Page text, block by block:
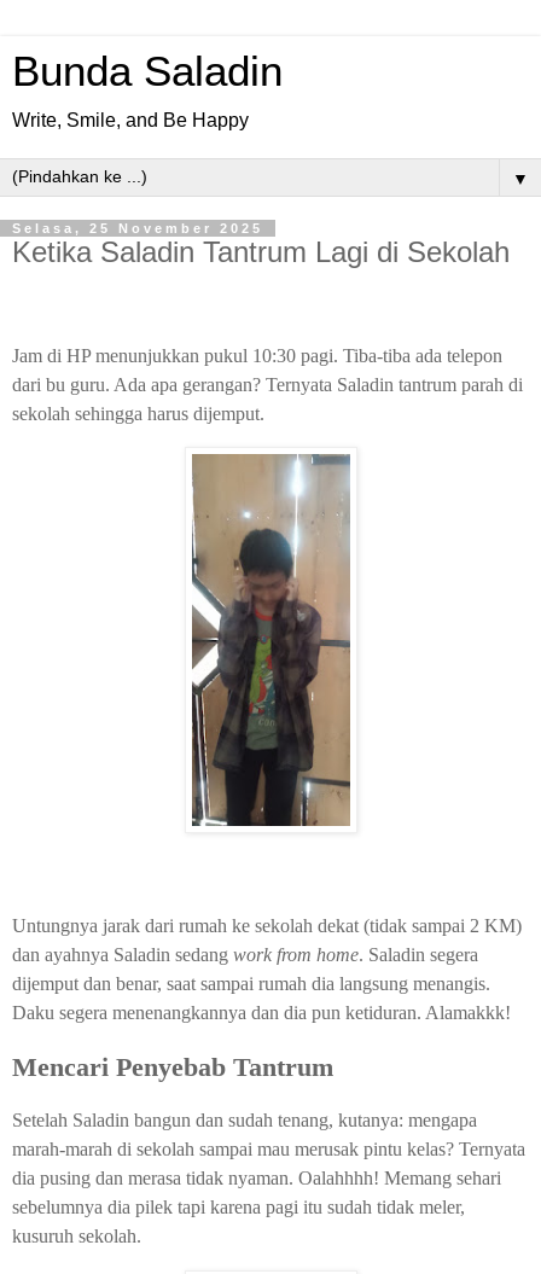
Bunda Saladin
Write, Smile, and Be Happy
▼
Selasa, 25 November 2025
Ketika Saladin Tantrum Lagi di Sekolah
Jam di HP menunjukkan pukul 10:30 pagi. Tiba-tiba ada telepon
dari bu guru. Ada apa gerangan? Ternyata Saladin tantrum parah di
sekolah sehingga harus dijemput.
Untungnya jarak dari rumah ke sekolah dekat (tidak sampai 2 KM)
dan ayahnya Saladin sedang work from home. Saladin segera
dijemput dan benar, saat sampai rumah dia langsung menangis.
Daku segera menenangkannya dan dia pun ketiduran. Alamakkk!
Mencari Penyebab Tantrum
Setelah Saladin bangun dan sudah tenang, kutanya: mengapa
marah-marah di sekolah sampai mau merusak pintu kelas? Ternyata
dia pusing dan merasa tidak nyaman. Oalahhhh! Memang sehari
sebelumnya dia pilek tapi karena pagi itu sudah tidak meler,
kusuruh sekolah.